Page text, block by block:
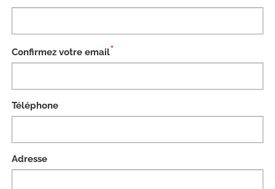
Confirmez votre email*
Téléphone
Adresse